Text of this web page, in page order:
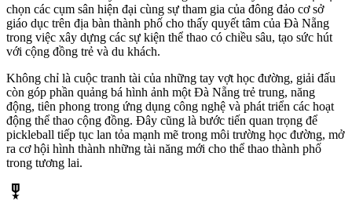
chọn các cụm sân hiện đại cùng sự tham gia của đông đảo cơ sở
giáo dục trên địa bàn thành phố cho thấy quyết tâm của Đà Nẵng
trong việc xây dựng các sự kiện thể thao có chiều sâu, tạo sức hút
với cộng đồng trẻ và du khách.
Không chỉ là cuộc tranh tài của những tay vợt học đường, giải đấu
còn góp phần quảng bá hình ảnh một Đà Nẵng trẻ trung, năng
động, tiên phong trong ứng dụng công nghệ và phát triển các hoạt
động thể thao cộng đồng. Đây cũng là bước tiến quan trọng để
pickleball tiếp tục lan tỏa mạnh mẽ trong môi trường học đường, mở
ra cơ hội hình thành những tài năng mới cho thể thao thành phố
trong tương lai.
military_tech